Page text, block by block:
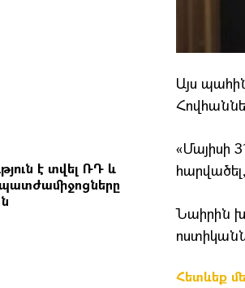
է տվել ՌԴ և
Այս
«Մայիսի
Նաիրին
Հետևեք